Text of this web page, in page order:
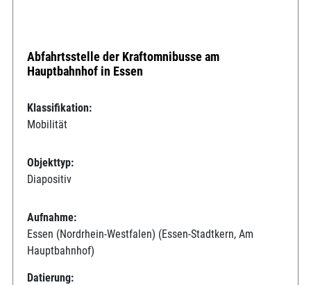
Abfahrtsstelle der Kraftomnibusse am
Hauptbahnhof in Essen
Klassifikation:
Mobilität
Objekttyp:
Diapositiv
Aufnahme:
Essen (Nordrhein-Westfalen) (Essen-Stadtkern, Am
Hauptbahnhof)
Datierung: